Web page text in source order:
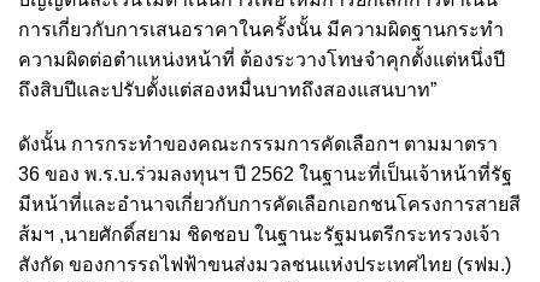
การเกี่ยวกับการเสนอราคาในครั้งนั้น มีความผิดฐานกระทํา
ความผิดต่อตําแหน่งหน้าที่ ต้องระวางโทษจําคุกตั้งแต่หนึ่งปี
ถึงสิบปีและปรับตั้งแต่สองหมื่นบาทถึงสองแสนบาท”
ดังนั้น การกระทำของคณะกรรมการคัดเลือกฯ ตามมาตรา
36 ของ พ.ร.บ.ร่วมลงทุนฯ ปี 2562 ในฐานะที่เป็นเจ้าหน้าที่รัฐ
มีหน้าที่และอำนาจเกี่ยวกับการคัดเลือกเอกชนโครงการสายสี
ส้มฯ ,นายศักดิ์สยาม ชิดชอบ ในฐานะรัฐมนตรีกระทรวงเจ้า
สังกัด ของการรถไฟฟ้าขนส่งมวลชนแห่งประเทศไทย (รฟม.)